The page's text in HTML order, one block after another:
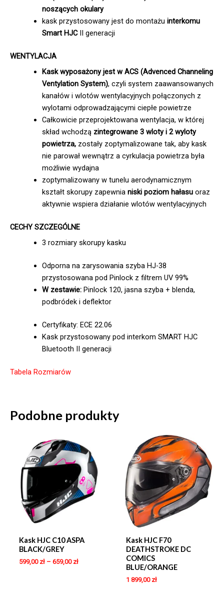
noszących okulary
kask przystosowany jest do montażu interkomu
Smart HJCII generacji
WENTYLACJA
Kask wyposażony jest w ACS (Advenced Channeling
Ventylation System), czyli system zaawansowanych
kanałów i wlotów wentylacyjnych połączonych z
wylotami odprowadzającymi ciepłe powietrze
Całkowicie przeprojektowana wentylacja, w której
skład wchodzą zintegrowane 3 wloty i 2 wyloty
powietrza, zostały zoptymalizowane tak, aby kask
nie parował wewnątrz a cyrkulacja powietrza była
możliwie wydajna
zoptymalizowany w tunelu aerodynamicznym
kształt skorupy zapewnia niski poziom hałasuoraz
aktywnie wspiera działanie wlotów wentylacyjnych
CECHY SZCZEGÓLNE
3 rozmiary skorupy kasku
Odporna na zarysowania szyba HJ-38
przystosowana pod Pinlock z filtrem UV 99%
W zestawie:Pinlock 120, jasna szyba + blenda,
podbródek i deflektor
Certyfikaty: ECE 22.06
Kask przystosowany pod interkom SMART HJC
Bluetooth II generacji
Tabela Rozmiarów
Podobne produkty
Kask HJC C10 ASPA
BLACK/GREY
599,00 zł– 659,00 zł
Kask HJC F70
DEATHSTROKE DC
COMICS
BLUE/ORANGE
1 899,00 zł